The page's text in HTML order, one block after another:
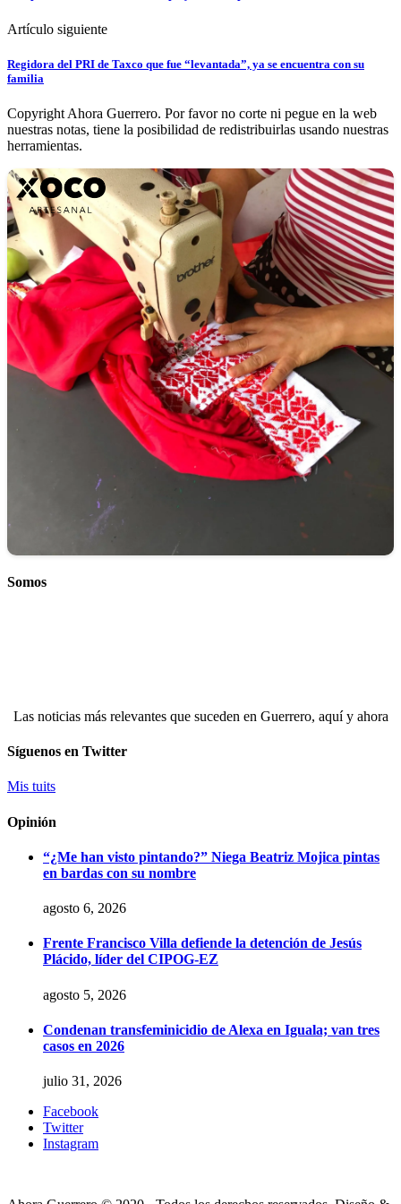
Artículo siguiente
Regidora del PRI de Taxco que fue “levantada”, ya se encuentra con su
familia
Copyright Ahora Guerrero. Por favor no corte ni pegue en la web
nuestras notas, tiene la posibilidad de redistribuirlas usando nuestras
herramientas.
Somos
Las noticias más relevantes que suceden en Guerrero, aquí y ahora
Síguenos en Twitter
Mis tuits
Opinión
“¿Me han visto pintando?” Niega Beatriz Mojica pintas
en bardas con su nombre
agosto 6, 2026
Frente Francisco Villa defiende la detención de Jesús
Plácido, líder del CIPOG-EZ
agosto 5, 2026
Condenan transfeminicidio de Alexa en Iguala; van tres
casos en 2026
julio 31, 2026
Facebook
Twitter
Instagram